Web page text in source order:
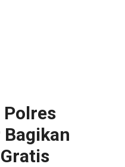
Polres